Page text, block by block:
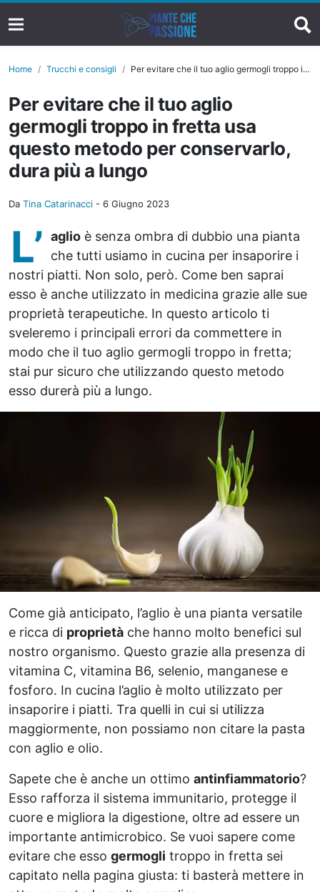
Home Trucchi e consigli Per evitare che il tuo aglio germogli troppo in fretta usa questo metodo per conservarlo, dura più a lungo
Per evitare che il tuo aglio
germogli troppo in fretta usa
questo metodo per conservarlo,
dura più a lungo
Da Tina Catarinacci - 6 Giugno 2023
L’ aglio è senza ombra di dubbio una pianta
che tutti usiamo in cucina per insaporire i
nostri piatti. Non solo, però. Come ben saprai
esso è anche utilizzato in medicina grazie alle sue
proprietà terapeutiche. In questo articolo ti
sveleremo i principali errori da commettere in
modo che il tuo aglio germogli troppo in fretta;
stai pur sicuro che utilizzando questo metodo
esso durerà più a lungo.
Come già anticipato, l’aglio è una pianta versatile
e ricca di proprietà che hanno molto benefici sul
nostro organismo. Questo grazie alla presenza di
vitamina C, vitamina B6, selenio, manganese e
fosforo. In cucina l’aglio è molto utilizzato per
insaporire i piatti. Tra quelli in cui si utilizza
maggiormente, non possiamo non citare la pasta
con aglio e olio.
Sapete che è anche un ottimo antinfiammatorio?
Esso rafforza il sistema immunitario, protegge il
cuore e migliora la digestione, oltre ad essere un
importante antimicrobico. Se vuoi sapere come
evitare che esso germogli troppo in fretta sei
capitato nella pagina giusta: ti basterà mettere in